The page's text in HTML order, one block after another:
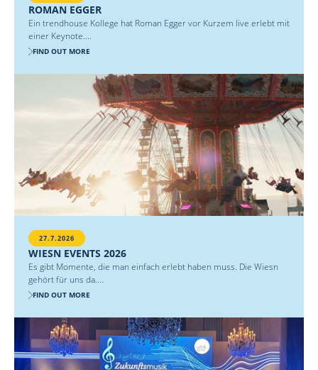
ROMAN EGGER
Ein trendhouse Kollege hat Roman Egger vor Kurzem live erlebt mit
einer Keynote....
FIND OUT MORE
27.7.2026
WIESN EVENTS 2026
Es gibt Momente, die man einfach erlebt haben muss. Die Wiesn
gehört für uns da....
FIND OUT MORE